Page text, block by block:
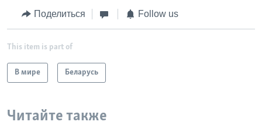
Поделиться Follow us
This item is part of
В мире Беларусь
Читайте также